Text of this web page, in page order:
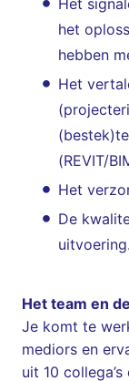
het
hebben
Het
(REVIT/
Het
De
uitvoering.
Het team en
Je komt te
mediors en
uit 10